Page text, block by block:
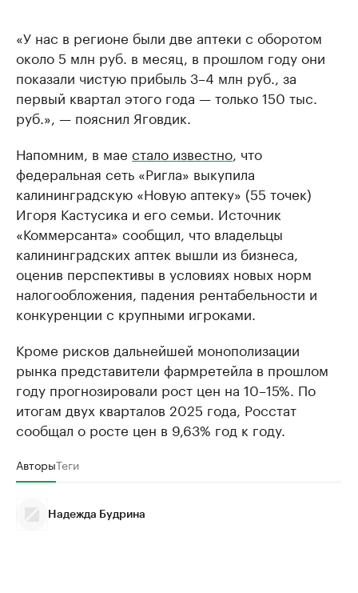
«У нас в регионе были две аптеки с оборотом
около 5 млн руб. в месяц, в прошлом году они
показали чистую прибыль 3–4 млн руб., за
первый квартал этого года — только 150 тыс.
руб.», — пояснил Яговдик.
Напомним, в мае стало известно , что
федеральная сеть «Ригла» выкупила
калининградскую «Новую аптеку» (55 точек)
Игоря Кастусика и его семьи. Источник
«Коммерсанта» сообщил, что владельцы
калининградских аптек вышли из бизнеса,
оценив перспективы в условиях новых норм
налогообложения, падения рентабельности и
конкуренции с крупными игроками.
Кроме рисков дальнейшей монополизации
рынка представители фармретейла в прошлом
году прогнозировали рост цен на 10–15%. По
итогам двух кварталов 2025 года, Росстат
сообщал о росте цен в 9,63% год к году.
АвторыТеги
Надежда Будрина